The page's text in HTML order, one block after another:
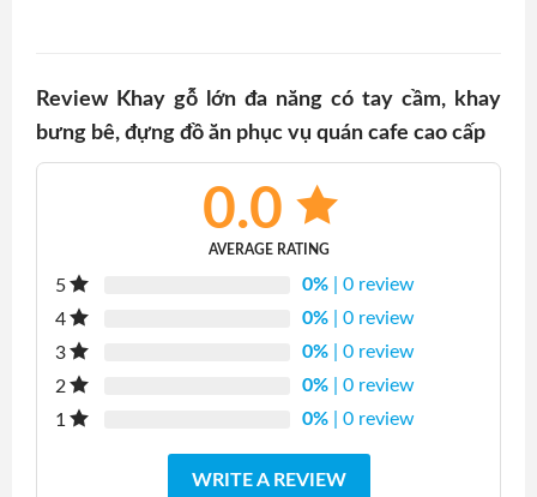
Review Khay gỗ lớn đa năng có tay cầm, khay
bưng bê, đựng đồ ăn phục vụ quán cafe cao cấp
0.0
AVERAGE RATING
5 0% | 0 review
4
0% | 0 review
3
0% | 0 review
2
0% | 0 review
1
0% | 0 review
WRITE A REVIEW